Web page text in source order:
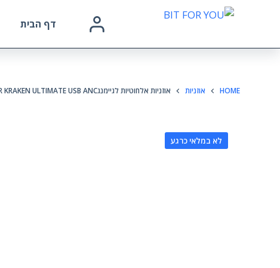
דף הבית
HOME אוזניות אוזניות אלחוטיות לגיימנגRAZER KRAKEN ULTIMATE USB ANC
לא במלאי כרגע